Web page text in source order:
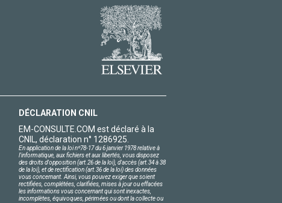
DÉCLARATION CNIL
EM-CONSULTE.COM est déclaré à la
CNIL, déclaration n° 1286925.
En application de la loi nº78-17 du 6 janvier 1978 relative à
l'informatique, aux fichiers et aux libertés, vous disposez
des droits d'opposition (art.26 de la loi), d'accès (art.34 à 38
de la loi), et de rectification (art.36 de la loi) des données
vous concernant. Ainsi, vous pouvez exiger que soient
rectifiées, complétées, clarifiées, mises à jour ou effacées
les informations vous concernant qui sont inexactes,
incomplètes, équivoques, périmées ou dont la collecte ou